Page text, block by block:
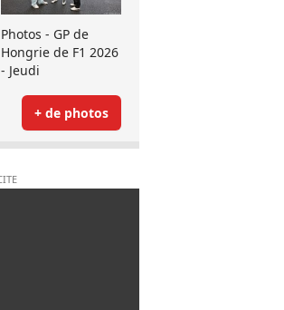
Photos - GP de
Hongrie de F1 2026
- Jeudi
+ de photos